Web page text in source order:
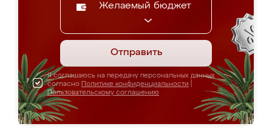
Желаемый бюджет
Отправить
Я соглашаюсь на передачу персональных данных
согласно Политике конфиденциальности
Пользовательскому соглашению